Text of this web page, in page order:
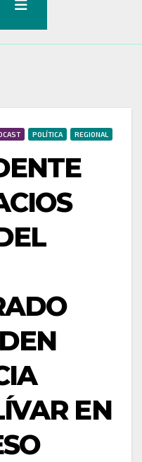
POLÍTICA REGIONAL
EN